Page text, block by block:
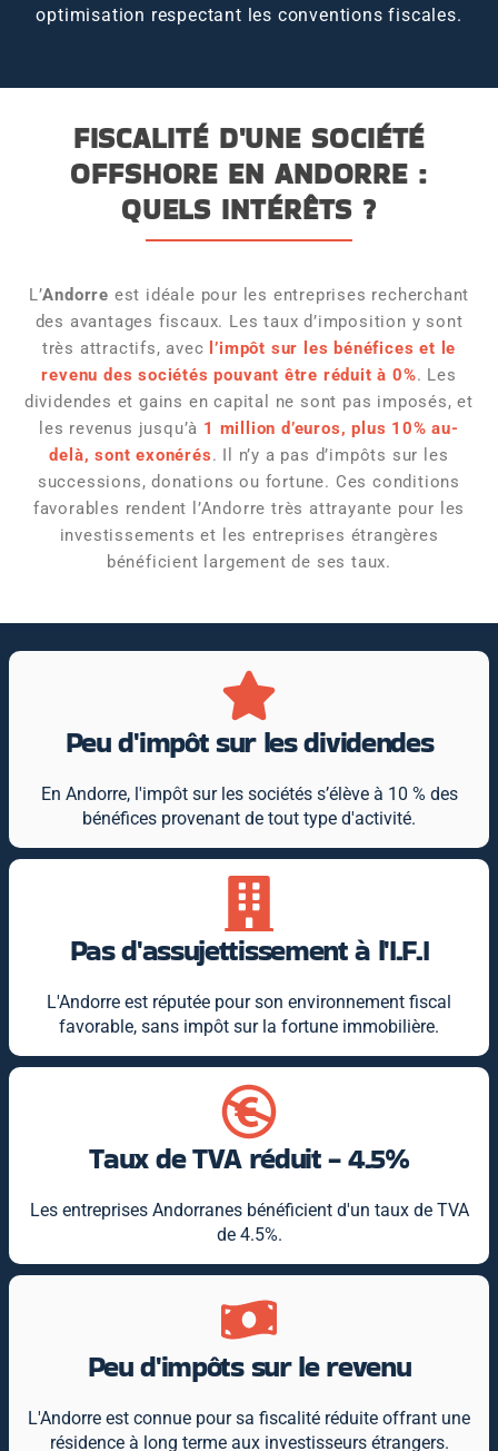
optimisation respectant les conventions fiscales.
FISCALITÉ D'UNE SOCIÉTÉ
OFFSHORE EN ANDORRE :
QUELS INTÉRÊTS ?
L’Andorre est idéale pour les entreprises recherchant
des avantages fiscaux. Les taux d’imposition y sont
très attractifs, avec l’impôt sur les bénéfices et le
revenu des sociétés pouvant être réduit à 0%. Les
dividendes et gains en capital ne sont pas imposés, et
les revenus jusqu’à 1 million d’euros, plus 10% au-
delà, sont exonérés. Il n’y a pas d’impôts sur les
successions, donations ou fortune. Ces conditions
favorables rendent l’Andorre très attrayante pour les
investissements et les entreprises étrangères
bénéficient largement de ses taux.
Peu d'impôt sur les dividendes
En Andorre, l'impôt sur les sociétés s’élève à 10 % des
bénéfices provenant de tout type d'activité.
Pas d'assujettissement à l'I.F.I
L'Andorre est réputée pour son environnement fiscal
favorable, sans impôt sur la fortune immobilière.
Taux de TVA réduit - 4.5%
Les entreprises Andorranes bénéficient d'un taux de TVA
de 4.5%.
Peu d'impôts sur le revenu
L'Andorre est connue pour sa fiscalité réduite offrant une
résidence à long terme aux investisseurs étrangers.